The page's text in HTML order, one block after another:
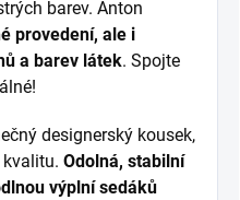
barev. Anton
provedení, ale i
a barev látek. Spojte
designerský kousek,
Odolná, stabilní
výplní sedáků